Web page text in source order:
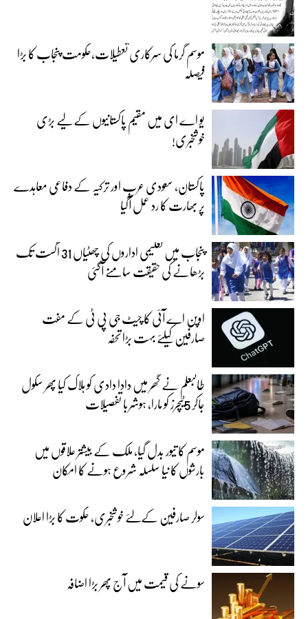
موسم گرما کی سرکاری تعطیلات،حکومت پنجاب کا بڑا
فیصلہ
یو اے ای میں مقیم پاکستانیوں کے لیے بڑی
خوشخبری!
پاکستان، سعودی عرب اور ترکیہ کے دفاعی معاہدے
پر بھارت کا رد عمل آگیا
پنجاب میں تعلیمی اداروں کی چھٹیاں 31 اگست تک
بڑھانے کی حقیقت سامنے آگئی
اوپن اے آئی کا چیٹ جی پی ٹی کے مفت
صارفین کیلئے بہت بڑا تحفہ
طالبعلم نے گھر میں دادا دادی کو ہلاک کیا پھر سکول
جاکر 5ٹیچرز کو مارا، ہوشربا تفصیلات
موسم کا تیور بدل گیا، ملک کے بیشتر علاقوں میں
بارشوں کا نیا سلسلہ شروع ہونے کا امکان
سولر صارفین کےلئے خوشخبری، حکوت کا بڑا اعلان
سونے کی قیمت میں آج پھر بڑا اضافہ